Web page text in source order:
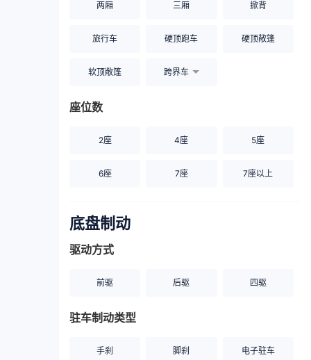
两厢 三厢 掀背
旅行车 硬顶跑车 硬顶敞篷
软顶敞篷 跨界车
座位数
2座 4座 5座
6座 7座 7座以上
底盘制动
驱动方式
前驱 后驱 四驱
驻车制动类型
手刹 脚刹 电子驻车